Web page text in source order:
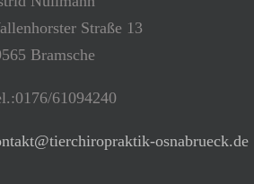
Straße 13
Bramsche
61094240
osnabrueck.de